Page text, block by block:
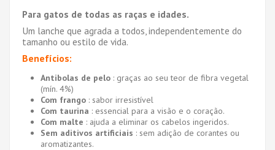
Para gatos de todas as raças e idades.
Um lanche que agrada a todos, independentemente do
tamanho ou estilo de vida.
Benefícios:
Antibolas de pelo : graças ao seu teor de fibra vegetal
(mín. 4%)
Com frango : sabor irresistível
Com taurina : essencial para a visão e o coração.
Com malte : ajuda a eliminar os cabelos ingeridos.
Sem aditivos artificiais : sem adição de corantes ou
aromatizantes.